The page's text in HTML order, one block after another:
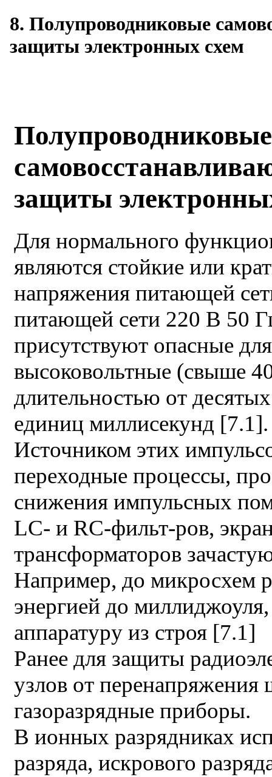
8. Полупроводниковые
защиты электронных схем
Полупроводниковые
защиты
Для нормального
являются стойкие или
напряжения питающей
питающей сети 220 В 50
присутствуют опасные
высоковольтные (свыше
длительностью от
единиц миллисекунд [7.1].
Источником этих
переходные процессы,
снижения импульсных
LC- и RC-фильт-ров,
трансформаторов
Например, до микросхем
энергией до
аппаратуру из строя [7.1]
Ранее для защиты
узлов от перенапряжения
газоразрядные приборы.
В ионных разрядниках
разряда, искрового